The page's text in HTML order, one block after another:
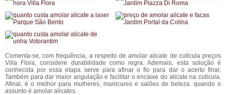
Comenta-se, com frequência, a respeito de amolar alicate de cutícula preços
Villa Flora, considere durabilidade como regra. Ademais, esta solução é
conhecida por essa etapa serve para afinar o fio para dar o acerto final.
Também para dar maior angulação e facilitar o encaixe do alicate na cutícula.
Afinal, é o melhor para mulheres, manicures e salões de beleza. quando o
assunto é amolar alicates.